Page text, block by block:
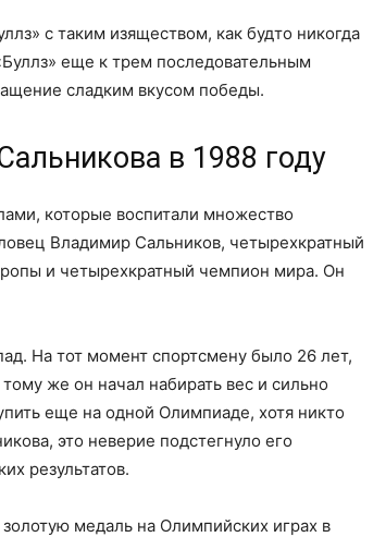
с таким изяществом, как будто никогда
еще к трем последовательным
сладким вкусом победы.
в 1988 году
которые воспитали множество
Владимир Сальников, четырехкратный
и четырехкратный чемпион мира. Он
На тот момент спортсмену было 26 лет,
же он начал набирать вес и сильно
еще на одной Олимпиаде, хотя никто
это неверие подстегнуло его
результатов.
медаль на Олимпийских играх в